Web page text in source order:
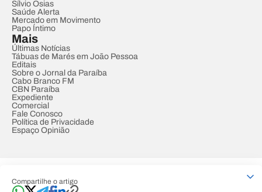
Compartilhe o artigo
Sílvio Osias
Saúde Alerta
Mercado em Movimento
Papo Íntimo
Mais
Últimas Notícias
Tábuas de Marés em João Pessoa
Editais
Sobre o Jornal da Paraíba
Cabo Branco FM
CBN Paraíba
Expediente
Comercial
Fale Conosco
Política de Privacidade
Espaço Opinião